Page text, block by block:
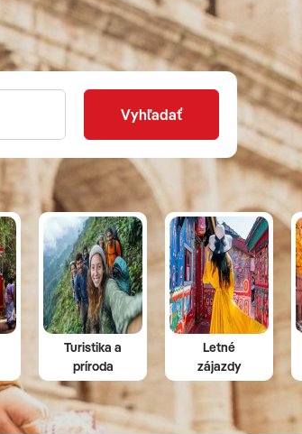
Vyhľadať
Turistika a
príroda
Letné
zájazdy